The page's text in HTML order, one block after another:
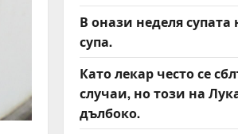
В онази неделя супата
супа.
Като лекар често се
случаи, но този на
дълбоко.